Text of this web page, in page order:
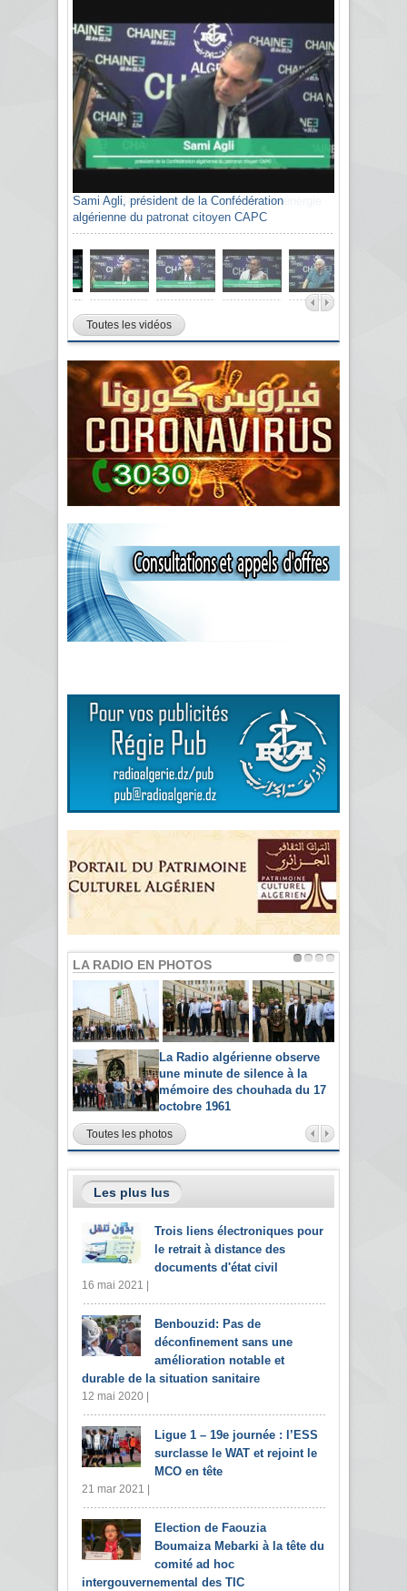
Sami Agli, président de la Confédération
algérienne du patronat citoyen CAPC
Toutes les vidéos
LA RADIO EN PHOTOS
La Radio algérienne observe
une minute de silence à la
mémoire des chouhada du 17
octobre 1961
Toutes les photos
Les plus lus
Trois liens électroniques pour
le retrait à distance des
documents d'état civil
16 mai 2021 |
Benbouzid: Pas de
déconfinement sans une
amélioration notable et
durable de la situation sanitaire
12 mai 2020 |
Ligue 1 – 19e journée : l’ESS
surclasse le WAT et rejoint le
MCO en tête
21 mar 2021 |
Election de Faouzia
Boumaiza Mebarki à la tête du
comité ad hoc
intergouvernemental des TIC